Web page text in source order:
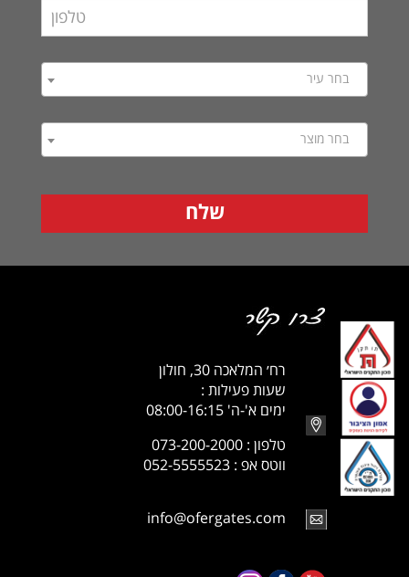
בחר עיר
בחר מוצר
רח׳ המלאכה 30, חולון
שעות פעילות :
ימים א'-ה' 08:00-16:15
טלפון : 073-200-2000
ווטס אפ : 052-5555523
info@ofergates.com